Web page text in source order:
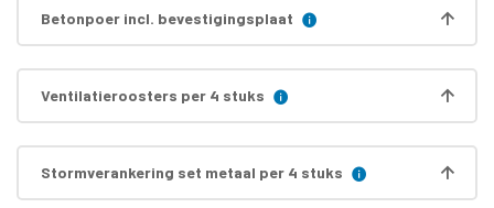
Betonpoer incl. bevestigingsplaat
Ventilatieroosters per 4 stuks
Stormverankering set metaal per 4 stuks